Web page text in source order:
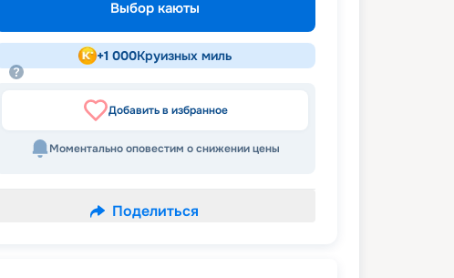
Выбор каюты
+1 000Круизных миль
Добавить в избранное
Моментально оповестим о снижении цены
Поделиться